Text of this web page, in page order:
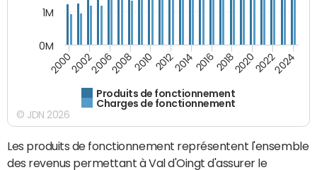
Produits de fonctionnement
Charges de fonctionnement
20002002200620082010 2012201420162018202020222024
0M
1M
© JDN 2026
Les produits de fonctionnement représentent l'ensemble
des revenus permettant à Val d'Oingt d'assurer le